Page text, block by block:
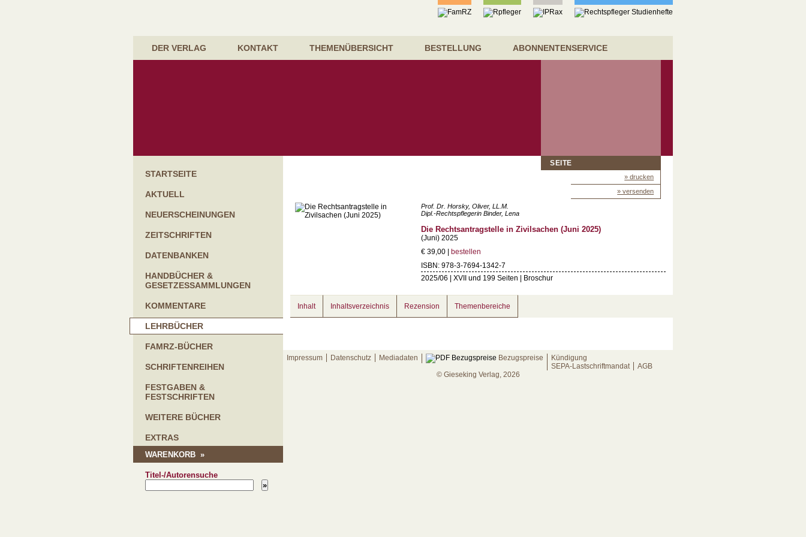
Weitere Bücher
DER VERLAG KONTAKT THEMENÜBERSICHT BESTELLUNG ABONNENTENSERVICE
SEITE
» drucken
» versenden
Prof. Dr. Horsky, Oliver, LL.M.
Dipl.-Rechtspflegerin Binder, Lena
Die Rechtsantragstelle in Zivilsachen (Juni 2025)
(Juni) 2025
€ 39,00 | bestellen
ISBN: 978-3-7694-1342-7
2025/06 | XVII und 199 Seiten | Broschur
Inhalt Inhaltsverzeichnis Rezension Themenbereiche
Impressum Datenschutz Mediadaten Bezugspreise
Kündigung
SEPA-Lastschriftmandat
AGB
© Gieseking Verlag, 2026
STARTSEITE
AKTUELL
NEUERSCHEINUNGEN
ZEITSCHRIFTEN
DATENBANKEN
HANDBÜCHER &
GESETZESSAMMLUNGEN
KOMMENTARE
LEHRBÜCHER
FAMRZ-BÜCHER
SCHRIFTENREIHEN
FESTGABEN &
FESTSCHRIFTEN
WEITERE BÜCHER
EXTRAS
WARENKORB »
Titel-/Autorensuche